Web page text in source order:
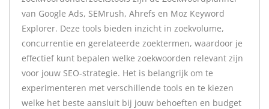
van Google Ads, SEMrush, Ahrefs en Moz Keyword
Explorer. Deze tools bieden inzicht in zoekvolume,
concurrentie en gerelateerde zoektermen, waardoor je
effectief kunt bepalen welke zoekwoorden relevant zijn
voor jouw SEO-strategie. Het is belangrijk om te
experimenteren met verschillende tools en te kiezen
welke het beste aansluit bij jouw behoeften en budget